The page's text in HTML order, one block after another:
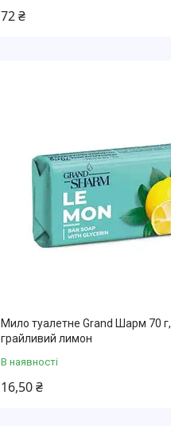
72 ₴
Мило туалетне Grand Шарм 70 г,
грайливий лимон
В наявності
16,50 ₴